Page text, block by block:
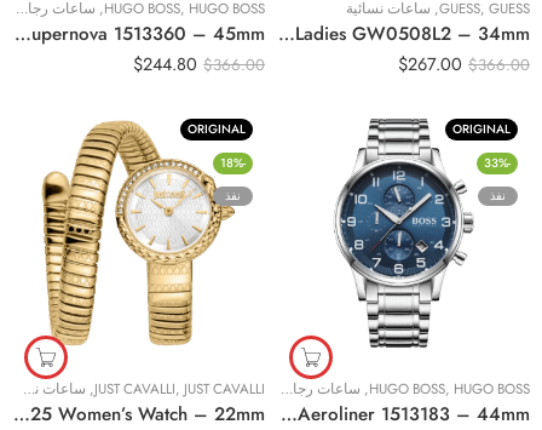
GUESS, GUESS
, ساعات نسائية
Original Guess Watch Heiress for Ladies GW0508L2 – 34mm
$366.00
$267.00
HUGO BOSS, HUGO BOSS
, ساعات رجالية
Original Hugo Boss Watch For men Supernova 1513360 – 45mm
$366.00
$244.80
ORIGINAL
-33%
نفذ
HUGO BOSS, HUGO BOSS
, ساعات رجالية
Original Hugo Boss Watch HB. For Men Aeroliner 1513183 – 44mm
ORIGINAL
-18%
نفذ
JUST CAVALLI, JUST CAVALLI
, ساعات نسائية
Original Just Cavalli Cerchio Snake JC1L301M0025 Women’s Watch – 22mm